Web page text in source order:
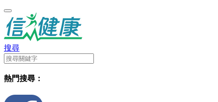
搜尋
熱門搜尋：